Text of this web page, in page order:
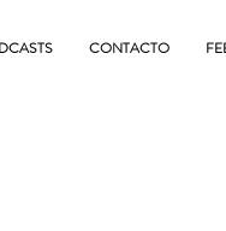
CONTACTO